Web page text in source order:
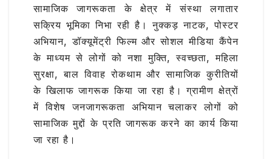
सामाजिक जागरूकता के क्षेत्र में संस्था लगातार
सक्रिय भूमिका निभा रही है। नुक्कड़ नाटक, पोस्टर
अभियान, डॉक्यूमेंट्री फिल्म और सोशल मीडिया कैंपेन
के माध्यम से लोगों को नशा मुक्ति, स्वच्छता, महिला
सुरक्षा, बाल विवाह रोकथाम और सामाजिक कुरीतियों
के खिलाफ जागरूक किया जा रहा है। ग्रामीण क्षेत्रों
में विशेष जनजागरूकता अभियान चलाकर लोगों को
सामाजिक मुद्दों के प्रति जागरूक करने का कार्य किया
जा रहा है।